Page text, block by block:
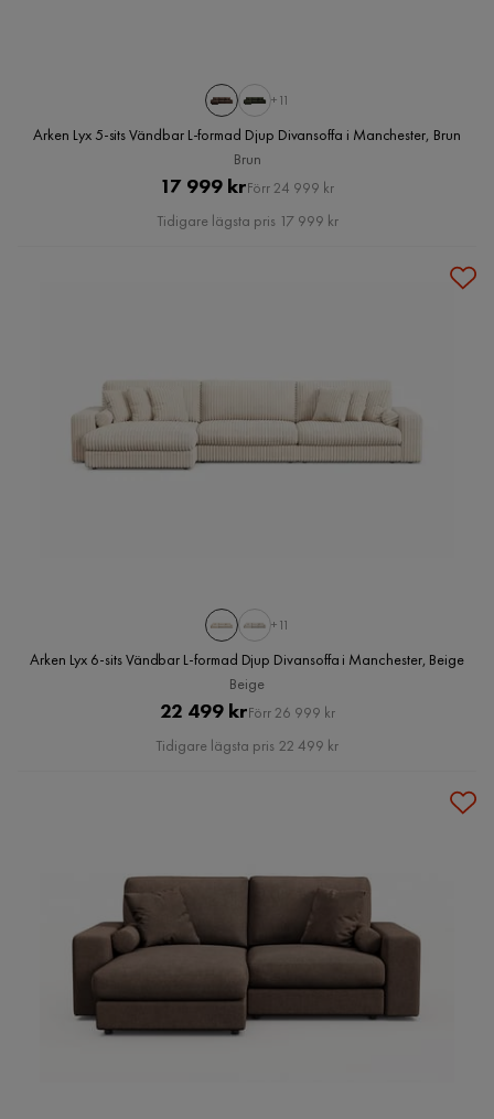
+11
Arken Lyx 5-sits Vändbar L-formad Djup Divansoffa i Manchester, Brun
Brun
Pris
17 999 krOriginal
Pris
Förr 24 999 kr
Tidigare lägsta pris 17 999 kr
+11
Arken Lyx 6-sits Vändbar L-formad Djup Divansoffa i Manchester, Beige
Beige
Pris
22 499 krOriginal
Pris
Förr 26 999 kr
Tidigare lägsta pris 22 499 kr